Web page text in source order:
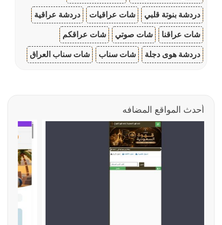
دردشة بنوتة قلبي شات عراقيات دردشة عراقية
شات عراقنا شات صوتي شات عراقكم
دردشة هوى دجلة شات سناب شات سناب العراق
أحدث المواقع المضافه